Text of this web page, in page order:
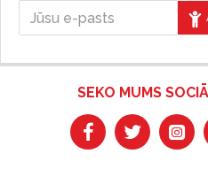
SEKO MUMS